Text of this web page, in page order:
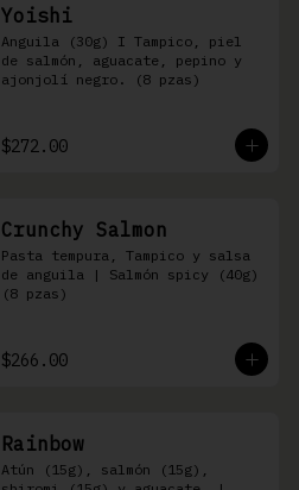
Yoishi
Anguila (30g) I Tampico, piel
de salmón, aguacate, pepino y
ajonjolí negro. (8 pzas)
$272.00
Crunchy Salmon
Pasta tempura, Tampico y salsa
de anguila | Salmón spicy (40g)
(8 pzas)
$266.00
Rainbow
Atún (15g), salmón (15g),